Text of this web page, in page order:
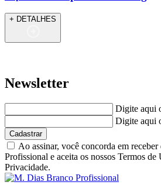
+ DETALHES
Newsletter
Digite aqui
Digite aqui
Cadastrar
Ao assinar, você concorda em
Profissional e aceita os nossos Termos de
Privacidade.